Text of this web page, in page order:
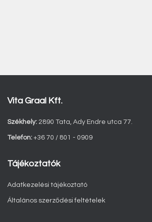
Vita Graal Kft.
Székhely: 2890 Tata, Ady Endre utca 77.
Telefon: +36 70 / 801 - 0909
Tájékoztatók
Adatkezelési tájékoztató
Általános szerződési feltételek